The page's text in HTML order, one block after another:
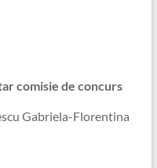
de concurs
Gabriela-Florentina